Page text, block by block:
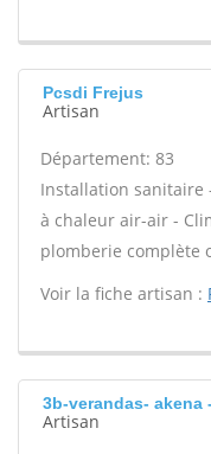
Pcsdi Frejus
Artisan
Département: 83
Installation sanitaire
à chaleur air-air -
plomberie complète
Voir la fiche artisan :
3b-verandas- akena
Artisan